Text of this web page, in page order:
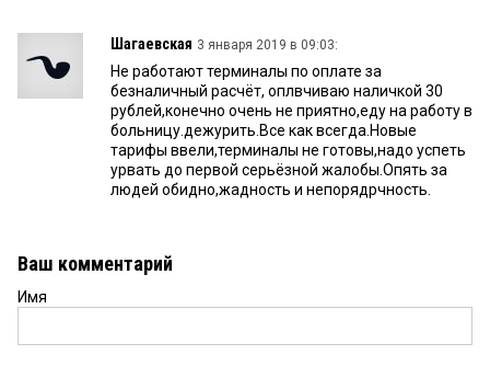
Шагаевская 3 января 2019 в 09:03:
Не работают терминалы по оплате за
безналичный расчёт, оплвчиваю наличкой 30
рублей,конечно очень не приятно,еду на работу в
больницу.дежурить.Все как всегда.Новые
тарифы ввели,терминалы не готовы,надо успеть
урвать до первой серьёзной жалобы.Опять за
людей обидно,жадность и непорядрчность.
Ваш комментарий
Имя